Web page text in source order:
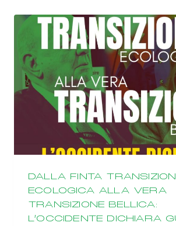
DALLA FINTA
ECOLOGICA ALLA VERA
TRANSIZIONE BELLICA:
L’OCCIDENTE DICHIARA